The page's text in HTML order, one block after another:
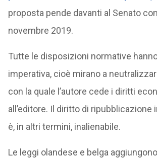
proposta pende davanti al Senato
novembre 2019.
Tutte le disposizioni normative
imperativa, cioè mirano a
con la quale l’autore cede i diritti
all’editore. Il diritto di ripubblicazione
è, in altri termini, inalienabile.
Le leggi olandese e belga aggiungono